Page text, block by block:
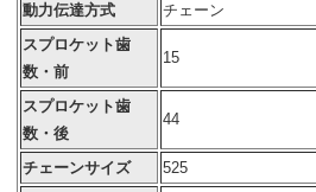
動力伝達方式
チェーン
スプロケット歯
数・前
15
スプロケット歯
数・後
44
チェーンサイズ 525